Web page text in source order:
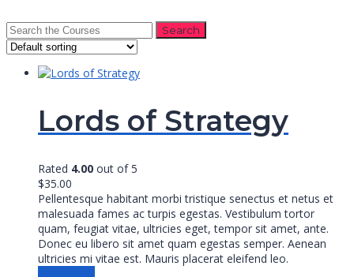
Search
for:
Lords of Strategy
Rated 4.00 out of 5
$35.00
Pellentesque habitant morbi tristique senectus et netus et
malesuada fames ac turpis egestas. Vestibulum tortor
quam, feugiat vitae, ultricies eget, tempor sit amet, ante.
Donec eu libero sit amet quam egestas semper. Aenean
ultricies mi vitae est. Mauris placerat eleifend leo.